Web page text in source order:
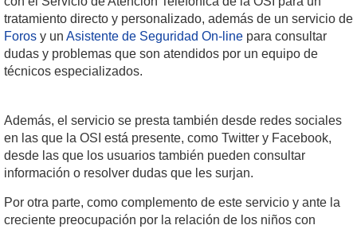
tratamiento directo y personalizado, además de un servicio de
Foros y un Asistente de Seguridad On-line para consultar
dudas y problemas que son atendidos por un equipo de
técnicos especializados.
Además, el servicio se presta también desde redes sociales
en las que la OSI está presente, como Twitter y Facebook,
desde las que los usuarios también pueden consultar
información o resolver dudas que les surjan.
Por otra parte, como complemento de este servicio y ante la
creciente preocupación por la relación de los niños con